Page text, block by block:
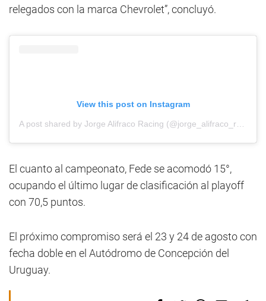
relegados con la marca Chevrolet”, concluyó.
View this post on Instagram
El cuanto al campeonato, Fede se acomodó 15°,
ocupando el último lugar de clasificación al playoff
con 70,5 puntos.
El próximo compromiso será el 23 y 24 de agosto con
fecha doble en el Autódromo de Concepción del
Uruguay.